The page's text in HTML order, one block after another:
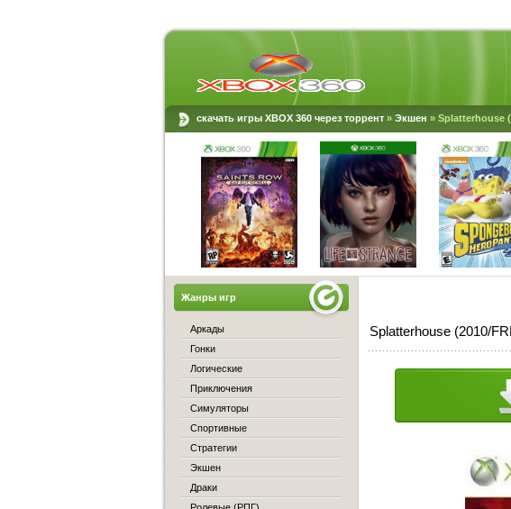
скачать игры XBOX 360 через торрент» Экшен » Splatterhouse
Splatterhouse (2010/
Жанры игр
Аркады
Гонки
Логические
Приключения
Симуляторы
Спортивные
Стратегии
Экшен
Драки